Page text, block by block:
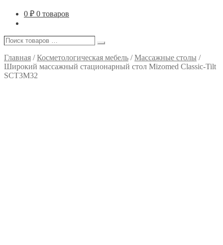
0 ₽ 0 товаров
Поиск
…
Поиск
Главная /Косметологическая мебель /Массажные столы /
Широкий массажный стационарный стол Mizomed Classic-Tilt
SCT3M32